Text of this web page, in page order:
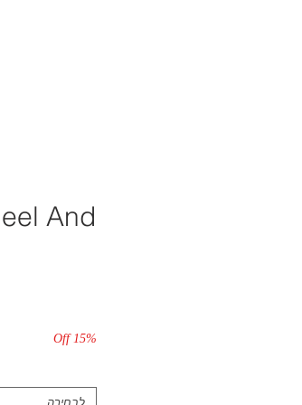
And
15% Off